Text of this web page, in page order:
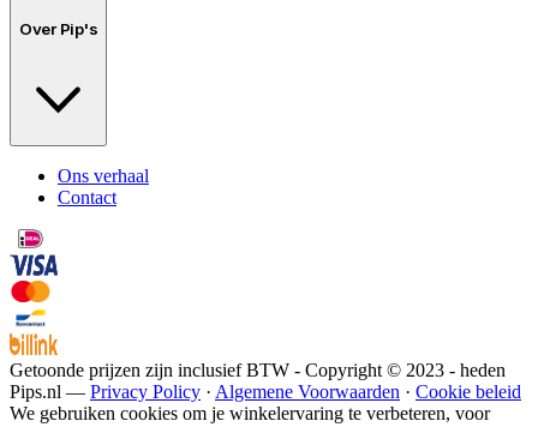
Over Pip's
Ons verhaal
Contact
Getoonde prijzen zijn inclusief BTW - Copyright © 2023 - heden
Pips.nl — Privacy Policy · Algemene Voorwaarden · Cookie beleid
We gebruiken cookies om je winkelervaring te verbeteren, voor